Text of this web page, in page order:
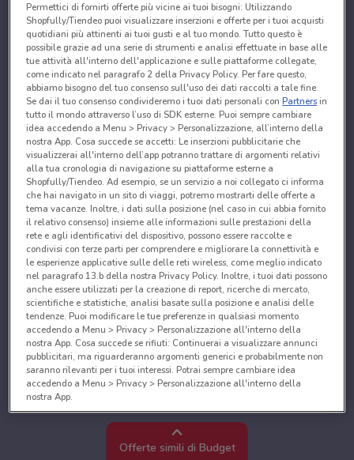
Offerte simili di Budget
Permettici di fornirti offerte più vicine ai tuoi bisogni: Utilizzando
Shopfully/Tiendeo puoi visualizzare inserzioni e offerte per i tuoi acquisti
quotidiani più attinenti ai tuoi gusti e al tuo mondo. Tutto questo è
possibile grazie ad una serie di strumenti e analisi effettuate in base alle
tue attività all'interno dell'applicazione e sulle piattaforme collegate,
come indicato nel paragrafo 2 della Privacy Policy. Per fare questo,
abbiamo bisogno del tuo consenso sull'uso dei dati raccolti a tale fine.
Se dai il tuo consenso condivideremo i tuoi dati personali conPartnersin
tutto il mondo attraverso l’uso di SDK esterne. Puoi sempre cambiare
idea accedendo a Menu > Privacy > Personalizzazione, all’interno della
nostra App. Cosa succede se accetti: Le inserzioni pubblicitarie che
visualizzerai all'interno dell’app potranno trattare di argomenti relativi
alla tua cronologia di navigazione su piattaforme esterne a
Shopfully/Tiendeo. Ad esempio, se un servizio a noi collegato ci informa
che hai navigato in un sito di viaggi, potremo mostrarti delle offerte a
tema vacanze. Inoltre, i dati sulla posizione (nel caso in cui abbia fornito
il relativo consenso) insieme alle informazioni sulle prestazioni della
rete e agli identificativi del dispositivo, possono essere raccolte e
condivisi con terze parti per comprendere e migliorare la connettività e
le esperienze applicative sulle delle reti wireless, come meglio indicato
nel paragrafo 13.b della nostra Privacy Policy. Inoltre, i tuoi dati possono
anche essere utilizzati per la creazione di report, ricerche di mercato,
scientifiche e statistiche, analisi basate sulla posizione e analisi delle
tendenze. Puoi modificare le tue preferenze in qualsiasi momento
accedendo a Menu > Privacy > Personalizzazione all'interno della
nostra App. Cosa succede se rifiuti: Continuerai a visualizzare annunci
pubblicitari, ma riguarderanno argomenti generici e probabilmente non
saranno rilevanti per i tuoi interessi. Potrai sempre cambiare idea
accedendo a Menu > Privacy > Personalizzazione all'interno della
nostra App.
Noi e i nostri partner trattiamo i dati per fornire:
Utilizzare dati di geolocalizzazione precisi. Scansione attiva delle
caratteristiche del dispositivo ai fini dell’identificazione. Archiviare